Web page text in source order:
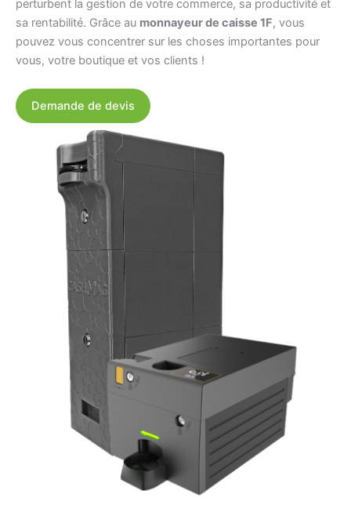
perturbent la gestion de votre commerce, sa productivité et
sa rentabilité. Grâce au monnayeur de caisse 1F, vous
pouvez vous concentrer sur les choses importantes pour
vous, votre boutique et vos clients !
Demande de devis